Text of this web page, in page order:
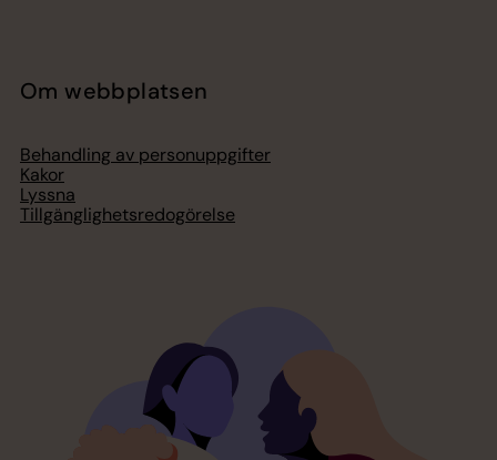
Om webbplatsen
Behandling av personuppgifter
Kakor
Lyssna
Tillgänglighetsredogörelse